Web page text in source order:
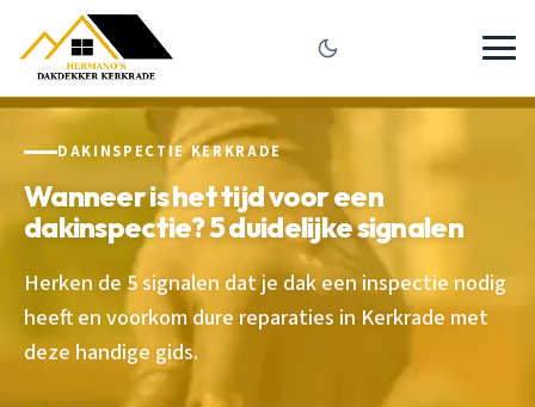
DAKINSPECTIE KERKRADE
Wanneer is het tijd voor een
dakinspectie? 5 duidelijke signalen
Herken de 5 signalen dat je dak een inspectie nodig
heeft en voorkom dure reparaties in Kerkrade met
deze handige gids.